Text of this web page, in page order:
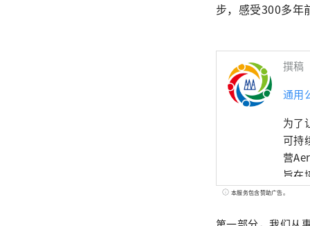
步，感受300多年
撰稿
通用
为了
可持
营
旨在
本服务包含赞助广告。